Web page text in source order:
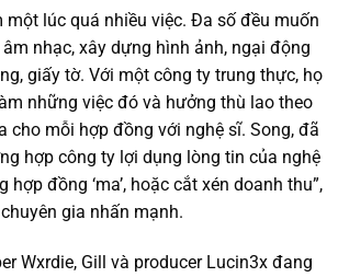
một lúc quá nhiều việc. Đa số đều muốn
nhạc, xây dựng hình ảnh, ngại động
giấy tờ. Với một công ty trung thực, họ
những việc đó và hưởng thù lao theo
cho mỗi hợp đồng với nghệ sĩ. Song, đã
hợp công ty lợi dụng lòng tin của nghệ
hợp đồng ‘ma’, hoặc cắt xén doanh thu”,
chuyên gia nhấn mạnh.
Wxrdie, Gill và producer Lucin3x đang